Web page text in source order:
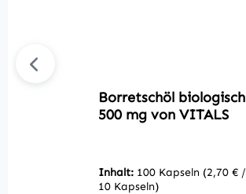
Borretschöl biologisch
500 mg von VITALS
Inhalt: 100 Kapseln (2,70 € /
10 Kapseln)